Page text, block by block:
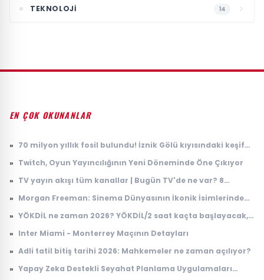
TEKNOLOJI 14
EN ÇOK OKUNANLAR
» 70 milyon yıllık fosil bulundu! İznik Gölü kıyısındaki keşif
» Twitch, Oyun Yayıncılığının Yeni Döneminde Öne Çıkıyor
» TV yayın akışı tüm kanallar | Bugün TV'de ne var? 8
» Morgan Freeman: Sinema Dünyasının İkonik İsimlerinden
» YÖKDİL ne zaman 2026? YÖKDİL/2 saat kaçta başlayacak,
» Inter Miami - Monterrey Maçının Detayları
» Adli tatil bitiş tarihi 2026: Mahkemeler ne zaman açılıyor?
» Yapay Zeka Destekli Seyahat Planlama Uygulamaları